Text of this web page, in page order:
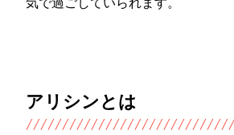
アリシンとは